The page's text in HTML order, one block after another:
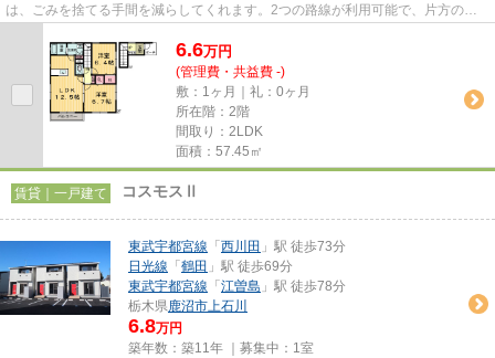
は、ごみを捨てる手間を減らしてくれます。2つの路線が利用可能で、片方の路
6.6万円
(管理費・共益費 -)
敷：1ヶ月｜礼：0ヶ月
所在階：2階
間取り：2LDK
面積：57.45㎡
賃貸｜一戸建て コスモスⅡ
東武宇都宮線 「 西川田 」駅 徒歩73分
日光線 「 鶴田 」駅 徒歩69分
東武宇都宮線 「 江曽島 」駅 徒歩78分
栃木県鹿沼市上石川
6.8万円
築年数：築11年 ｜募集中： 1室